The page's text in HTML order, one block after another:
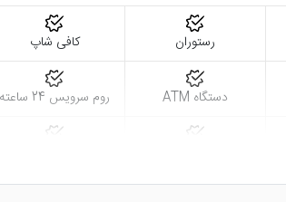
رستوران کافی شاپ
دستگاه ATM روم سرویس 24 ساعته